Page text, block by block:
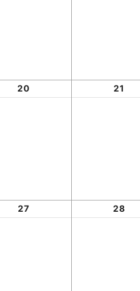
20 21
27 28